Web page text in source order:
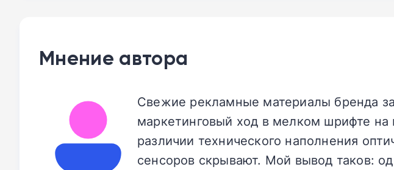
Мнение автора
Свежие рекламные материалы бренда
маркетинговый ход в мелком шрифте
различии технического наполнения
сенсоров скрывают. Мой вывод таков: